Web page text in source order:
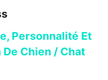
Personnalité Et
Chien / Chat